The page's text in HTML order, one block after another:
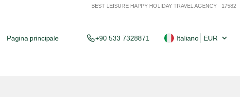
BEST LEISURE HAPPY HOLIDAY TRAVEL AGENCY - 17582
Pagina principale +90 533 7328871 Italiano EUR